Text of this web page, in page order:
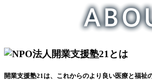
開業支援塾21は、これからのより良い医療と福祉